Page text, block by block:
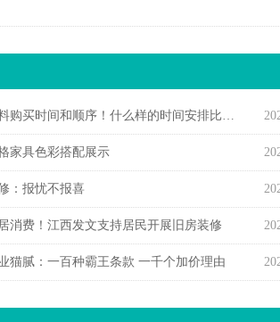
购买时间和顺序！什么样的时间安排比较合理
家具色彩搭配展示
：报忧不报喜
消费！江西发文支持居民开展旧房装修
猫腻：一百种霸王条款 一千个加价理由